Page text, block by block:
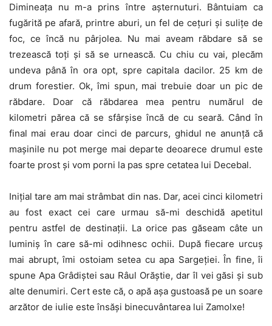
Dimineața nu m-a prins între așternuturi. Bântuiam ca
fugărită pe afară, printre aburi, un fel de cețuri și sulițe de
foc, ce încă nu pârjolea. Nu mai aveam răbdare să se
trezească toți și să se urnească. Cu chiu cu vai, plecăm
undeva până în ora opt, spre capitala dacilor. 25 km de
drum forestier. Ok, îmi spun, mai trebuie doar un pic de
răbdare. Doar că răbdarea mea pentru numărul de
kilometri părea că se sfârșise încă de cu seară. Când în
final mai erau doar cinci de parcurs, ghidul ne anunță că
mașinile nu pot merge mai departe deoarece drumul este
foarte prost și vom porni la pas spre cetatea lui Decebal.
Inițial tare am mai strâmbat din nas. Dar, acei cinci kilometri
au fost exact cei care urmau să-mi deschidă apetitul
pentru astfel de destinații. La orice pas găseam câte un
luminiș în care să-mi odihnesc ochii. După fiecare urcuș
mai abrupt, îmi ostoiam setea cu apa Sargeției. În fine, îi
spune Apa Grâdiștei sau Râul Orăștie, dar îl vei găsi și sub
alte denumiri. Cert este că, o apă așa gustoasă pe un soare
arzător de iulie este însăși binecuvântarea lui Zamolxe!